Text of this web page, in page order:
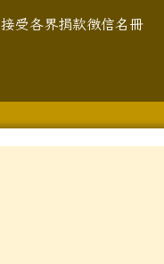
接受各界捐款徴信名冊